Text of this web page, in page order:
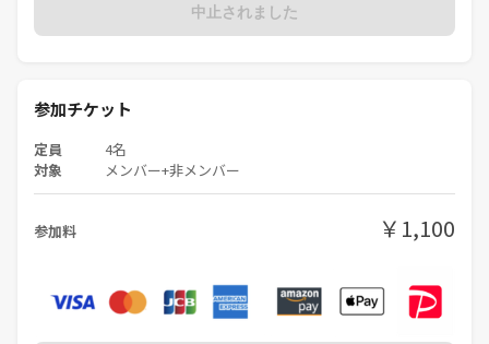
中止されました
参加チケット
定員 4名
対象 メンバー+非メンバー
参加料 ￥1,100